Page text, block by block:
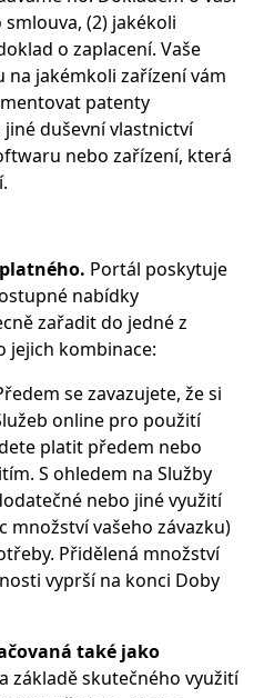
(2) jakékoli
o zaplacení. Vaše
jakémkoli zařízení vám
patenty
duševní vlastnictví
nebo zařízení, která
Portál poskytuje
nabídky
zařadit do jedné z
jejich kombinace:
se zavazujete, že si
online pro použití
platit předem nebo
S ohledem na Služby
nebo jiné využití
množství vašeho závazku)
Přidělená množství
vyprší na konci Doby
také jako
základě skutečného využití